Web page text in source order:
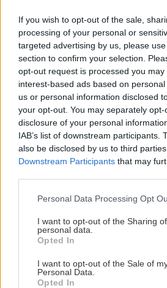
If you wish to opt-out of the sale,
processing of your personal or
targeted advertising by us, please
section to confirm your selection.
opt-out request is processed you may
interest-based ads based on
us or personal information disclosed
your opt-out. You may separately
disclosure of your personal
IAB’s list of downstream participants.
also be disclosed by us to third
Downstream Participants that may
Please note that this website/app
not limited to your visit or usage
grant or deny consent to Google and
use your data for below specified
consent section.
Personal Data Processing Opt
I want to opt-out of the Sharing
personal data.
Opted In
I want to opt-out of the Sale of
Personal Data.
Opted In